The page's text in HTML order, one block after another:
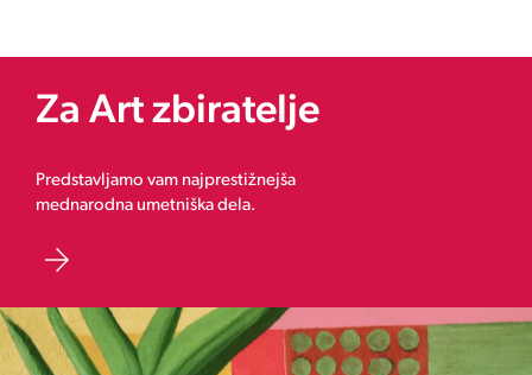
Za Art zbiratelje
Predstavljamo vam najprestižnejša
mednarodna umetniška dela.